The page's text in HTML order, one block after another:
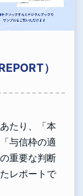
）
たり、「本
与信枠の適
重要な判断
レポートで